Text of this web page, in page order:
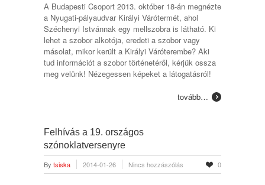
A Budapesti Csoport 2013. október 18-án megnézte
a Nyugati-pályaudvar Királyi Várótermét, ahol
Széchenyi Istvánnak egy mellszobra is látható. Ki
lehet a szobor alkotója, eredeti a szobor vagy
másolat, mikor került a Királyi Váróterembe? Aki
tud információt a szobor történetéről, kérjük ossza
meg velünk! Nézegessen képeket a látogatásról!
tovább…
Felhívás a 19. országos
szónoklatversenyre
By tsiska 2014-01-26 Nincs hozzászólás 0